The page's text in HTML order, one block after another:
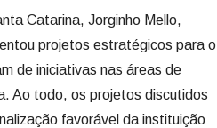
Catarina, Jorginho Mello,
projetos estratégicos para o
de iniciativas nas áreas de
Ao todo, os projetos discutidos
favorável da instituição